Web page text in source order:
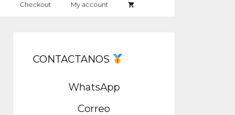
Checkout My account
CONTACTANOS
WhatsApp
Correo